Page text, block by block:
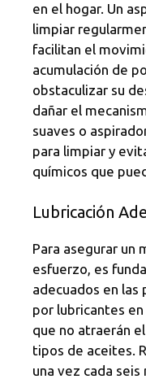
en el hogar. Un
limpiar
facilitan el
acumulación de
obstaculizar su
dañar el
suaves o
para limpiar y
químicos que
Lubricación
Para asegurar un
esfuerzo, es
adecuados en
por lubricantes en
que no atraerán
tipos de aceites.
una vez cada